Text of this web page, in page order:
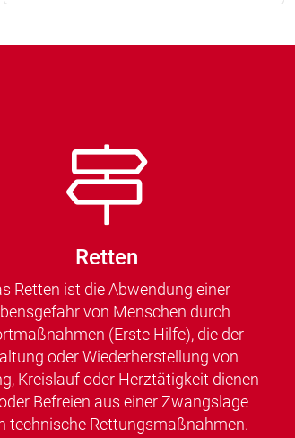
Retten
Retten ist die Abwendung einer
von Menschen durch
(Erste Hilfe), die der
oder Wiederherstellung von
Kreislauf oder Herztätigkeit dienen
Befreien aus einer Zwangslage
technische Rettungsmaßnahmen.